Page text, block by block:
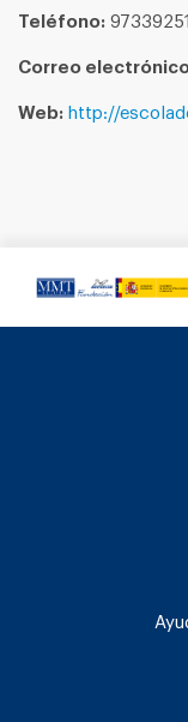
Teléfono:
Correo
Web: http://